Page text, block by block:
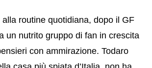
alla routine quotidiana, dopo il GF
un nutrito gruppo di fan in crescita
con ammirazione. Todaro